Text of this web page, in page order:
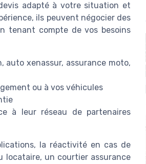
adapté à votre situation et
ils peuvent négocier des
tenant compte de vos besoins
auto xenassur, assurance moto,
ou à vos véhicules
à leur réseau de partenaires
la réactivité en cas de
locataire, un courtier assurance